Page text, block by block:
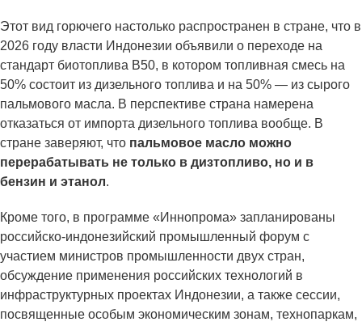
Этот вид горючего настолько распространен в стране, что в
2026 году власти Индонезии объявили о переходе на
стандарт биотоплива B50, в котором топливная смесь на
50% состоит из дизельного топлива и на 50% — из сырого
пальмового масла. В перспективе страна намерена
отказаться от импорта дизельного топлива вообще. В
стране заверяют, что пальмовое масло можно
перерабатывать не только в дизтопливо, но и в
бензин и этанол.
Кроме того, в программе «Иннопрома» запланированы
российско-индонезийский промышленный форум с
участием министров промышленности двух стран,
обсуждение применения российских технологий в
инфраструктурных проектах Индонезии, а также сессии,
посвященные особым экономическим зонам, технопаркам,